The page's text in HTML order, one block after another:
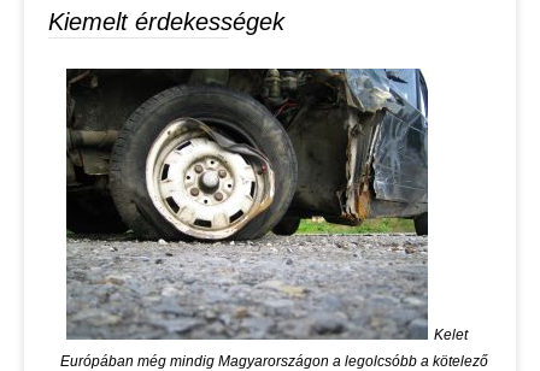
Kiemelt érdekességek
Kelet
Európában még mindig Magyarországon a legolcsóbb a kötelező